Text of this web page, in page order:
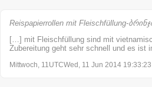
Reispapierrollen mit Fleischfüllung-
[…] mit Fleischfüllung sind mit
Zubereitung geht sehr schnell und es ist
Mittwoch, 11UTCWed, 11 Jun 2014